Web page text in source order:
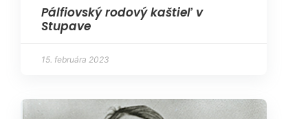
Pálfiovský rodový kaštieľ v
Stupave
15. februára 2023